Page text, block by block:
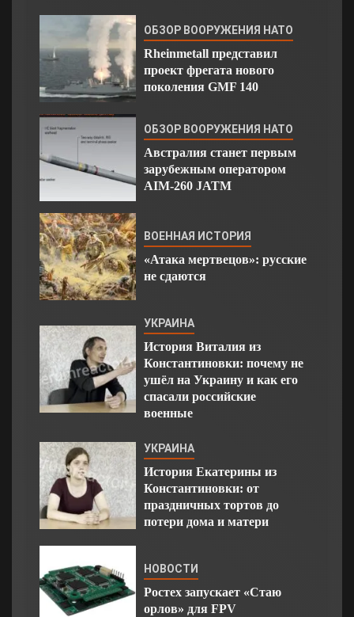
ОБЗОР ВООРУЖЕНИЯ НАТО
Rheinmetall представил
проект фрегата нового
поколения GMF 140
ОБЗОР ВООРУЖЕНИЯ НАТО
Австралия станет первым
зарубежным оператором
AIM-260 JATM
ВОЕННАЯ ИСТОРИЯ
«Атака мертвецов»: русские
не сдаются
УКРАИНА
История Виталия из
Константиновки: почему не
ушёл на Украину и как его
спасали российские
военные
УКРАИНА
История Екатерины из
Константиновки: от
праздничных тортов до
потери дома и матери
НОВОСТИ
Ростех запускает «Стаю
орлов» для FPV